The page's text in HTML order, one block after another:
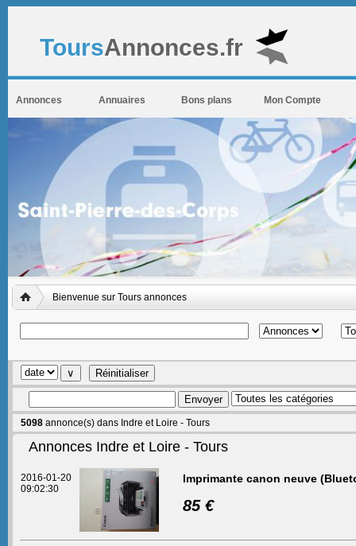
ToursAnnonces.fr
Annonces Annuaires Bons plans Mon Compte
Bienvenue sur Tours annonces
5098 annonce(s) dans Indre et Loire - Tours
Annonces Indre et Loire - Tours
2016-01-20
09:02:30
Imprimante canon neuve
85 €